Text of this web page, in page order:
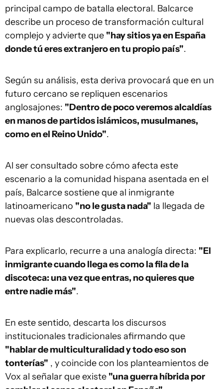
principal campo de batalla electoral. Balcarce
describe un proceso de transformación cultural
complejo y advierte que "hay sitios ya en España
donde tú eres extranjero en tu propio país".
Según su análisis, esta deriva provocará que en un
futuro cercano se repliquen escenarios
anglosajones: "Dentro de poco veremos alcaldías
en manos de partidos islámicos, musulmanes,
como en el Reino Unido".
Al ser consultado sobre cómo afecta este
escenario a la comunidad hispana asentada en el
país, Balcarce sostiene que al inmigrante
latinoamericano "no le gusta nada" la llegada de
nuevas olas descontroladas.
Para explicarlo, recurre a una analogía directa: "El
inmigrante cuando llega es como la fila de la
discoteca: una vez que entras, no quieres que
entre nadie más".
En este sentido, descarta los discursos
institucionales tradicionales afirmando que
"hablar de multiculturalidad y todo eso son
tonterías" , y coincide con los planteamientos de
Vox al señalar que existe "una guerra híbrida por